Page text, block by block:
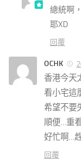
總統啊
耶XD
回覆
OCHK
香港今天
看小宅這
希望不要
順便…重
好忙啊…
回覆